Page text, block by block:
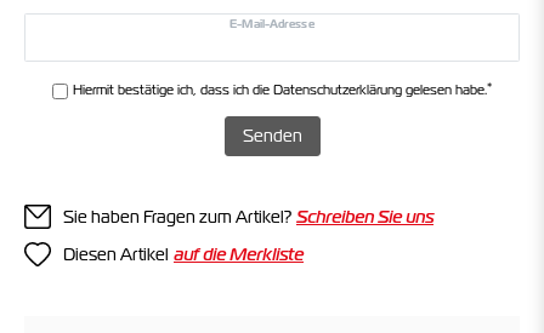
E-Mail-Adresse
Hiermit bestätige ich, dass ich dieDaten­schutz­erklärung gelesen habe.*
Senden
Sie haben Fragen zum Artikel? Schreiben Sie uns
Diesen Artikel